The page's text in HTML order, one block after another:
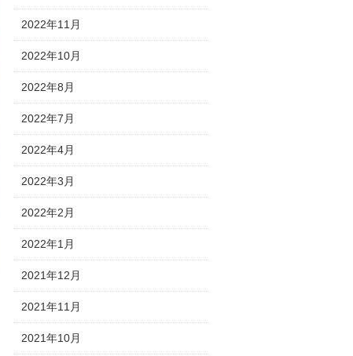
2022年11月
2022年10月
2022年8月
2022年7月
2022年4月
2022年3月
2022年2月
2022年1月
2021年12月
2021年11月
2021年10月